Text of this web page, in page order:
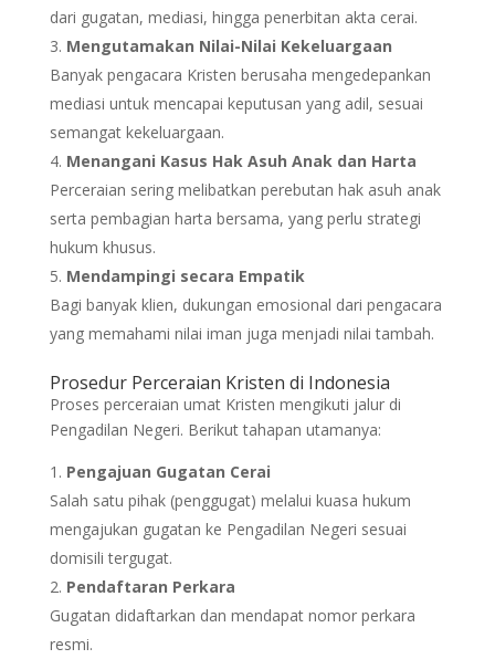
dari gugatan, mediasi, hingga penerbitan akta cerai.
Mengutamakan Nilai-Nilai Kekeluargaan
Banyak pengacara Kristen berusaha mengedepankan
mediasi untuk mencapai keputusan yang adil, sesuai
semangat kekeluargaan.
Menangani Kasus Hak Asuh Anak dan Harta
Perceraian sering melibatkan perebutan hak asuh anak
serta pembagian harta bersama, yang perlu strategi
hukum khusus.
Mendampingi secara Empatik
Bagi banyak klien, dukungan emosional dari pengacara
yang memahami nilai iman juga menjadi nilai tambah.
Prosedur Perceraian Kristen di Indonesia
Proses perceraian umat Kristen mengikuti jalur di
Pengadilan Negeri. Berikut tahapan utamanya:
Pengajuan Gugatan Cerai
Salah satu pihak (penggugat) melalui kuasa hukum
mengajukan gugatan ke Pengadilan Negeri sesuai
domisili tergugat.
Pendaftaran Perkara
Gugatan didaftarkan dan mendapat nomor perkara
resmi.